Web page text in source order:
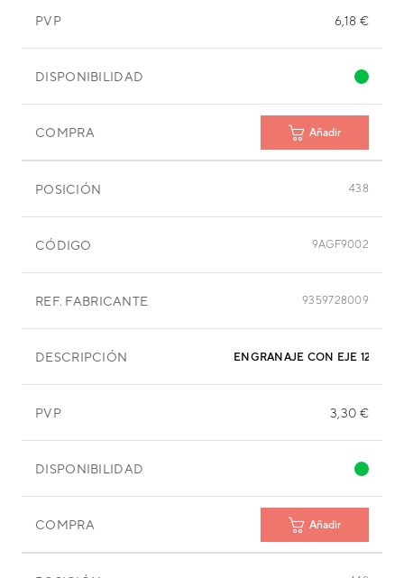
PVP 6,18 €
DISPONIBILIDAD
COMPRA Añadir
POSICIÓN 438
CÓDIGO 9AGF9002
REF. FABRICANTE 9359728009
DESCRIPCIÓN ENGRANAJE CON EJE 12 MM
PVP 3,30 €
DISPONIBILIDAD
COMPRA Añadir